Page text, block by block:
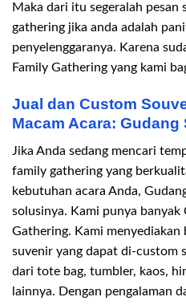
Maka dari itu segeralah
gathering jika anda adalah
penyelenggaranya. Karena
Family Gathering yang kami
Jual dan Custom
Macam Acara: Gudang
Jika Anda sedang mencari
family gathering yang
kebutuhan acara Anda,
solusinya. Kami punya
Gathering. Kami menyediakan
suvenir yang dapat di-custom
dari tote bag, tumbler, kaos,
lainnya. Dengan pengalaman